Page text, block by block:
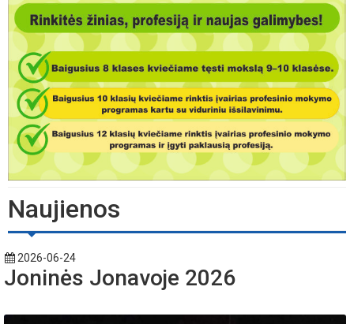
Naujienos
2026-06-24
Joninės Jonavoje 2026